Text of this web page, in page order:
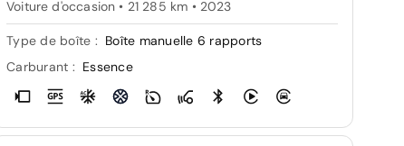
Voiture d'occasion • 21 285 km • 2023
Type de boîte : Boîte manuelle 6 rapports
Carburant : Essence